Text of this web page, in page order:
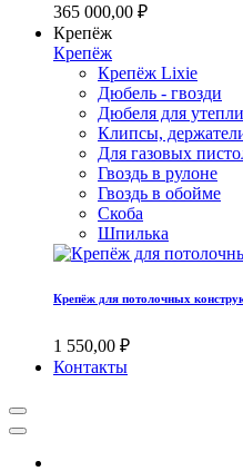
365 000,00 ₽
Крепёж
Крепёж
Крепёж Lixie
Дюбель - гвозди
Дюбеля для
Клипсы,
Для газовых
Гвоздь в рулоне
Гвоздь в обойме
Скоба
Шпилька
Крепёж для потолочных
1 550,00 ₽
Контакты